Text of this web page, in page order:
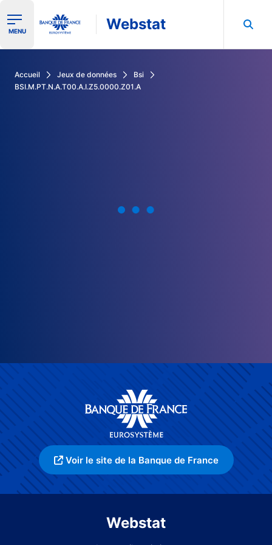
Ouvrir le menu de navigation
MENU Webstat
Accueil Jeux de données
Bsi
BSI.M.PT.N.A.T00.A.I.Z5.0000.Z01.A
Voir le site de la Banque de France
Webstat